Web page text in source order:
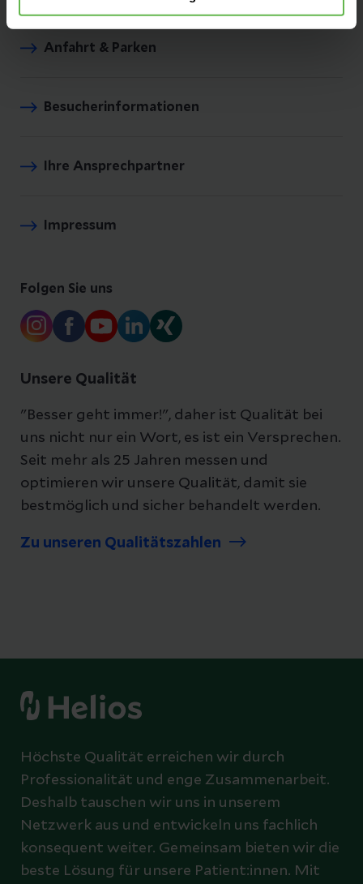
Anfahrt & Parken
Besucherinformationen
Ihre Ansprechpartner
Impressum
Folgen Sie uns
Unsere Qualität
"Besser geht immer!", daher ist Qualität bei
uns nicht nur ein Wort, es ist ein Versprechen.
Seit mehr als 25 Jahren messen und
optimieren wir unsere Qualität, damit sie
bestmöglich und sicher behandelt werden.
Zu unseren Qualitätszahlen
Höchste Qualität erreichen wir durch
Professionalität und enge Zusammenarbeit.
Deshalb tauschen wir uns in unserem
Netzwerk aus und entwickeln uns fachlich
konsequent weiter. Gemeinsam bieten wir die
beste Lösung für unsere Patient:innen. Mit